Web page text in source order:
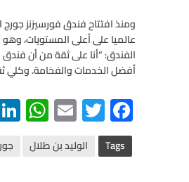
عالميا على أعلى المستويات،
أفضل الخدمات والفخامة. وكلي
F
ac
e
T
wi
tt
E
m
ail
W
h
at Tags الوليد بن طلال